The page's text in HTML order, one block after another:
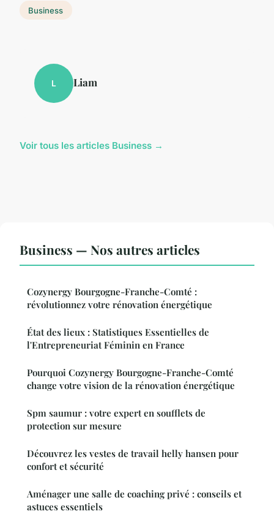
Business
L Liam
Voir tous les articles Business →
Business — Nos autres articles
Cozynergy Bourgogne-Franche-Comté :
révolutionnez votre rénovation énergétique
État des lieux : Statistiques Essentielles de
l'Entrepreneuriat Féminin en France
Pourquoi Cozynergy Bourgogne-Franche-Comté
change votre vision de la rénovation énergétique
Spm saumur : votre expert en soufflets de
protection sur mesure
Découvrez les vestes de travail helly hansen pour
confort et sécurité
Aménager une salle de coaching privé : conseils et
astuces essentiels